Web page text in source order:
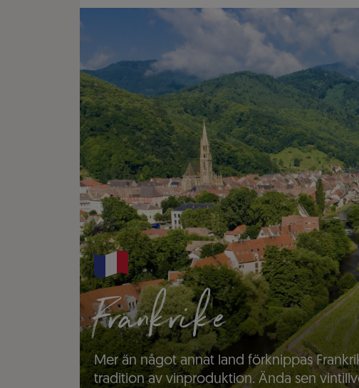
Frankrike
Mer än något annat land förknippas
tradition av vinproduktion. Ända sen